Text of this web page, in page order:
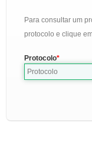
Para consultar um
protocolo e clique
Protocolo